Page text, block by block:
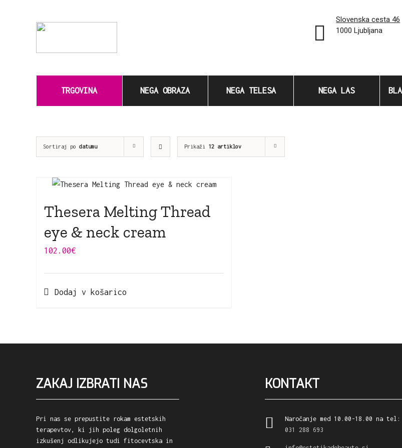
Slovenska cesta 46
1000 Ljubljana
for:
TRGOVINA NEGA OBRAZA NEGA TELESA NEGA LAS
Sortiraj po datumu Prikaži 12 artiklov
Thesera Melting Thread
eye & neck cream
102.00€
Dodaj v košarico
ZAKAJ IZBRATI NAS
Pri nas se prepustite rokam estetskih
terapevtov, ki jih poleg dolgoletnih
izkušenj odlikujejo tudi fitocevtska in
KONTAKT
Naročanje med 10.00-18.00 na tel:
031 288 693